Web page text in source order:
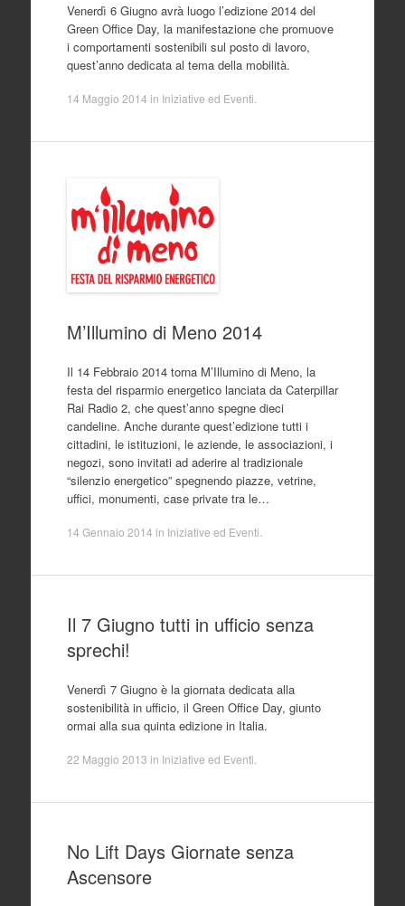
Venerdì 6 Giugno avrà luogo l’edizione 2014 del
Green Office Day, la manifestazione che promuove
i comportamenti sostenibili sul posto di lavoro,
quest’anno dedicata al tema della mobilità.
14 Maggio 2014 in Iniziative ed Eventi
M’Illumino di Meno 2014
Il 14 Febbraio 2014 torna M’Illumino di Meno, la
festa del risparmio energetico lanciata da Caterpillar
Rai Radio 2, che quest’anno spegne dieci
candeline. Anche durante quest’edizione tutti i
cittadini, le istituzioni, le aziende, le associazioni, i
negozi, sono invitati ad aderire al tradizionale
“silenzio energetico” spegnendo piazze, vetrine,
uffici, monumenti, case private tra le…
14 Gennaio 2014 in Iniziative ed Eventi
Il 7 Giugno tutti in ufficio senza
sprechi!
Venerdì 7 Giugno è la giornata dedicata alla
sostenibilità in ufficio, il Green Office Day, giunto
ormai alla sua quinta edizione in Italia.
22 Maggio 2013 in Iniziative ed Eventi
No Lift Days Giornate senza
Ascensore